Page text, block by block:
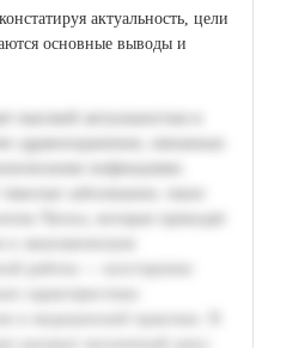
актуальность, цели
основные выводы и